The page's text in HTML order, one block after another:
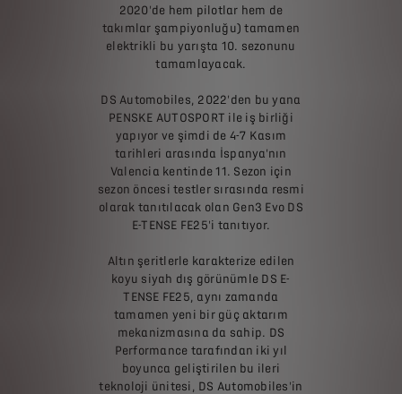
2020'de hem pilotlar hem de
takımlar şampiyonluğu) tamamen
elektrikli bu yarışta 10. sezonunu
tamamlayacak.
DS Automobiles, 2022'den bu yana
PENSKE AUTOSPORT ile iş birliği
yapıyor ve şimdi de 4-7 Kasım
tarihleri ​​arasında İspanya'nın
Valencia kentinde 11. Sezon için
sezon öncesi testler sırasında resmi
olarak tanıtılacak olan Gen3 Evo DS
E-TENSE FE25'i tanıtıyor.
Altın şeritlerle karakterize edilen
koyu siyah dış görünümle DS E-
TENSE FE25, aynı zamanda
tamamen yeni bir güç aktarım
mekanizmasına da sahip. DS
Performance tarafından iki yıl
boyunca geliştirilen bu ileri
teknoloji ünitesi, DS Automobiles'in